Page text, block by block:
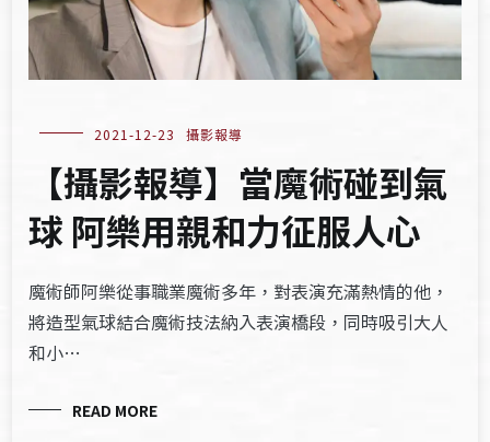
2021-12-23 攝影報導
【攝影報導】當魔術碰到氣
球 阿樂用親和力征服人心
魔術師阿樂從事職業魔術多年，對表演充滿熱情的他，
將造型氣球結合魔術技法納入表演橋段，同時吸引大人
和小…
READ MORE